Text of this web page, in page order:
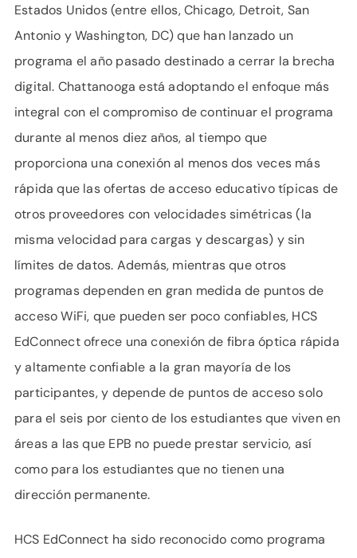
Estados Unidos (entre ellos, Chicago, Detroit, San
Antonio y Washington, DC) que han lanzado un
programa el año pasado destinado a cerrar la brecha
digital. Chattanooga está adoptando el enfoque más
integral con el compromiso de continuar el programa
durante al menos diez años, al tiempo que
proporciona una conexión al menos dos veces más
rápida que las ofertas de acceso educativo típicas de
otros proveedores con velocidades simétricas (la
misma velocidad para cargas y descargas) y sin
límites de datos. Además, mientras que otros
programas dependen en gran medida de puntos de
acceso WiFi, que pueden ser poco confiables, HCS
EdConnect ofrece una conexión de fibra óptica rápida
y altamente confiable a la gran mayoría de los
participantes, y depende de puntos de acceso solo
para el seis por ciento de los estudiantes que viven en
áreas a las que EPB no puede prestar servicio, así
como para los estudiantes que no tienen una
dirección permanente.
HCS EdConnect ha sido reconocido como programa